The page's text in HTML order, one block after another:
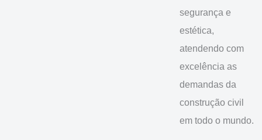
segurança e
estética,
atendendo com
excelência as
demandas da
construção civil
em todo o mundo.